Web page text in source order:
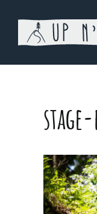
content